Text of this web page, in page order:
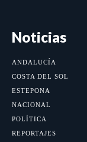
Noticias
ANDALUCÍA
COSTA DEL SOL
ESTEPONA
NACIONAL
POLÍTICA
REPORTAJES